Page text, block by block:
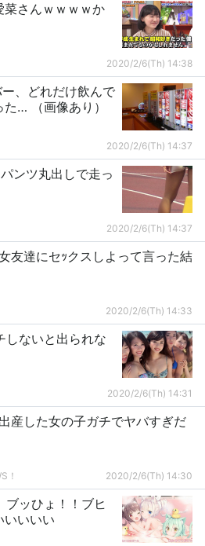
菜さんｗｗｗｗか
2020/2/6(Th) 14:38
ー、どれだけ飲んで
… （画像あり）
2020/2/6(Th) 14:37
ンツ丸出しで走っ
2020/2/6(Th) 14:37
友達にセｯクスしよって言った結
2020/2/6(Th) 14:33
しないと出られな
2020/2/6(Th) 14:31
産した女の子ガチでヤバすぎだ
！ 2020/2/6(Th) 14:30
ブッひょ！！ブヒ
いいいい